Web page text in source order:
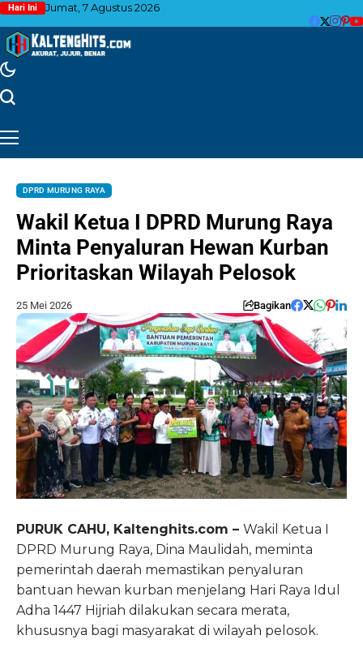
Hari Ini Jumat, 7 Agustus 2026
DPRD MURUNG RAYA
Wakil Ketua I DPRD Murung Raya
Minta Penyaluran Hewan Kurban
Prioritaskan Wilayah Pelosok
25 Mei 2026 Bagikan
PURUK CAHU, Kaltenghits.com – Wakil Ketua I
DPRD Murung Raya, Dina Maulidah, meminta
pemerintah daerah memastikan penyaluran
bantuan hewan kurban menjelang Hari Raya Idul
Adha 1447 Hijriah dilakukan secara merata,
khususnya bagi masyarakat di wilayah pelosok.